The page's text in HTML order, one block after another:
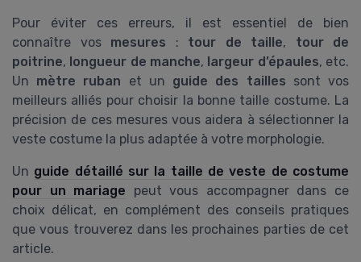
Pour éviter ces erreurs, il est essentiel de bien
connaître vos mesures : tour de taille, tour de
poitrine, longueur de manche, largeur d’épaules, etc.
Un mètre ruban et un guide des tailles sont vos
meilleurs alliés pour choisir la bonne taille costume. La
précision de ces mesures vous aidera à sélectionner la
veste costume la plus adaptée à votre morphologie.
Un guide détaillé sur la taille de veste de costume
pour un mariage peut vous accompagner dans ce
choix délicat, en complément des conseils pratiques
que vous trouverez dans les prochaines parties de cet
article.